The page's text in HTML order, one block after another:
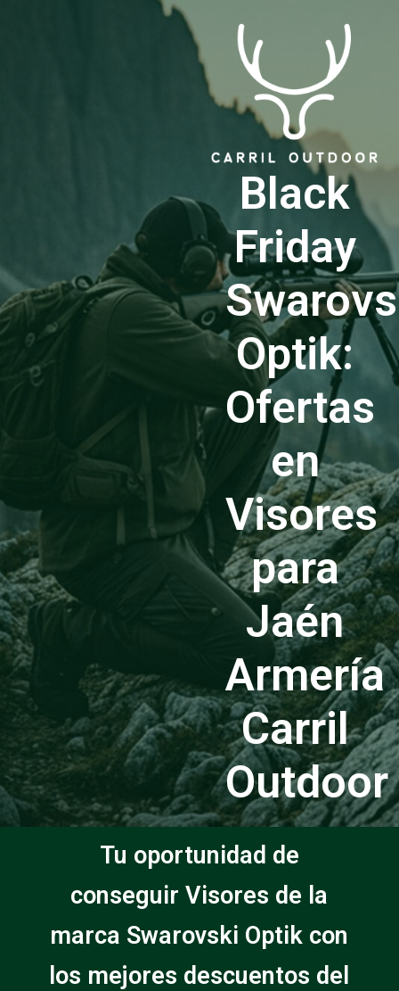
Black
Friday
Optik:
Ofertas
en
Visores
para
Jaén
Armería
Carril
Outdoor
Tu oportunidad de
conseguir Visores de la
marca Swarovski Optik con
los mejores descuentos del